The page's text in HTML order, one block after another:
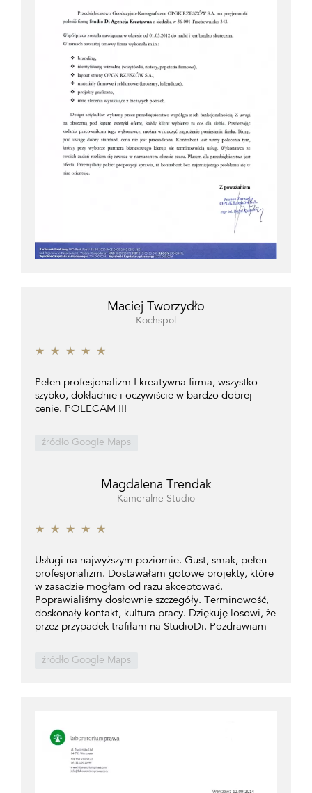
Maciej Tworzydło
Kochspol
★ ★ ★ ★ ★
Pełen profesjonalizm ! kreatywna firma, wszystko
szybko, dokładnie i oczywiście w bardzo dobrej
cenie. POLECAM !!!
źródło Google Maps
Magdalena Trendak
Kameralne Studio
★ ★ ★ ★ ★
Usługi na najwyższym poziomie. Gust, smak, pełen
profesjonalizm. Dostawałam gotowe projekty, które
w zasadzie mogłam od razu akceptować.
Poprawialiśmy dosłownie szczegóły. Terminowość,
doskonały kontakt, kultura pracy. Dziękuję losowi, że
przez przypadek trafiłam na StudioDi. Pozdrawiam
źródło Google Maps